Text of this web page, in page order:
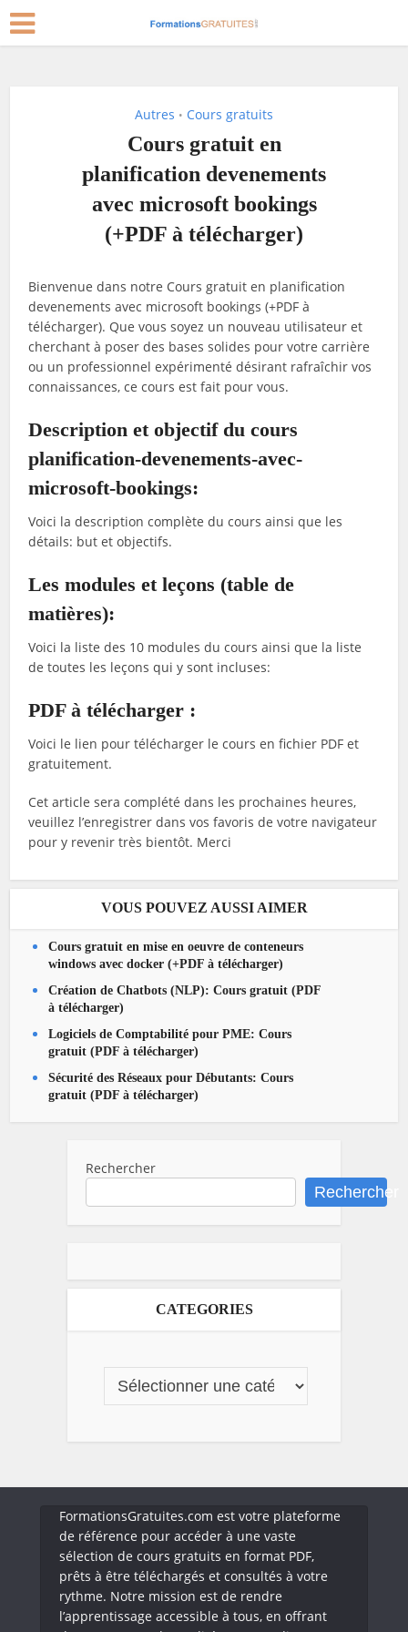
Autres • Cours gratuits
Cours gratuit en
planification devenements
avec microsoft bookings
(+PDF à télécharger)
Bienvenue dans notre Cours gratuit en planification
devenements avec microsoft bookings (+PDF à
télécharger). Que vous soyez un nouveau utilisateur et
cherchant à poser des bases solides pour votre carrière
ou un professionnel expérimenté désirant rafraîchir vos
connaissances, ce cours est fait pour vous.
Description et objectif du cours
planification-devenements-avec-
microsoft-bookings:
Voici la description complète du cours ainsi que les
détails: but et objectifs.
Les modules et leçons (table de
matières):
Voici la liste des 10 modules du cours ainsi que la liste
de toutes les leçons qui y sont incluses:
PDF à télécharger :
Voici le lien pour télécharger le cours en fichier PDF et
gratuitement.
Cet article sera complété dans les prochaines heures,
veuillez l’enregistrer dans vos favoris de votre navigateur
pour y revenir très bientôt. Merci
VOUS POUVEZ AUSSI AIMER
Cours gratuit en mise en oeuvre de conteneurs
windows avec docker (+PDF à télécharger)
Création de Chatbots (NLP): Cours gratuit (PDF
à télécharger)
Logiciels de Comptabilité pour PME: Cours
gratuit (PDF à télécharger)
Sécurité des Réseaux pour Débutants: Cours
gratuit (PDF à télécharger)
Rechercher
Rechercher
CATEGORIES
FormationsGratuites.com est votre plateforme
de référence pour accéder à une vaste
sélection de cours gratuits en format PDF,
prêts à être téléchargés et consultés à votre
rythme. Notre mission est de rendre
l’apprentissage accessible à tous, en offrant